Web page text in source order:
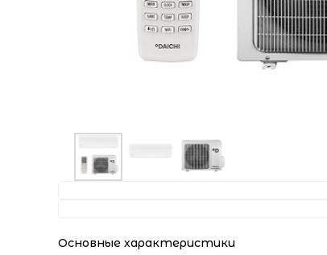
Основные характеристики